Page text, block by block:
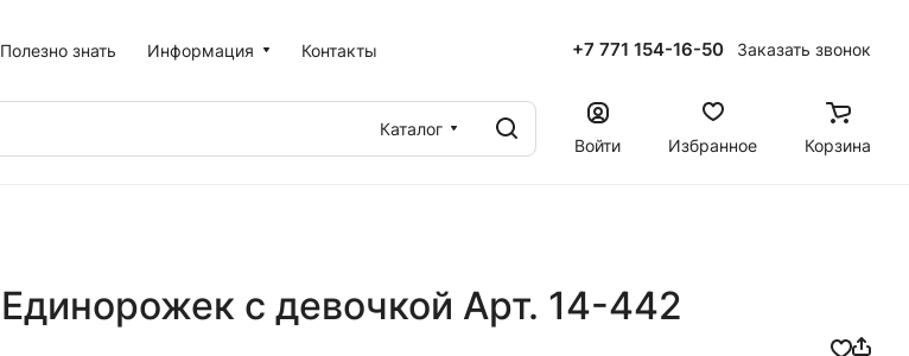
Полезно знать Информация Контакты +7 771 154-16-50 Заказать звонок
Каталог
Войти
Избранное Корзина
Единорожек с девочкой Арт. 14-442